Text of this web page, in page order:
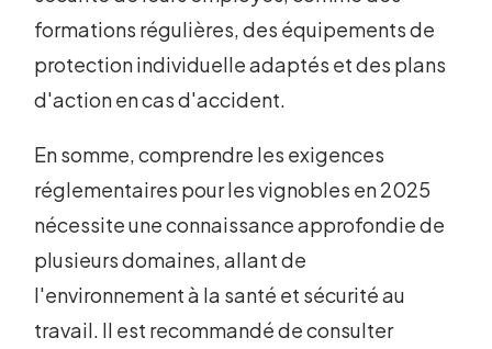
formations régulières, des équipements de
protection individuelle adaptés et des plans
d'action en cas d'accident.
En somme, comprendre les exigences
réglementaires pour les vignobles en 2025
nécessite une connaissance approfondie de
plusieurs domaines, allant de
l'environnement à la santé et sécurité au
travail. Il est recommandé de consulter